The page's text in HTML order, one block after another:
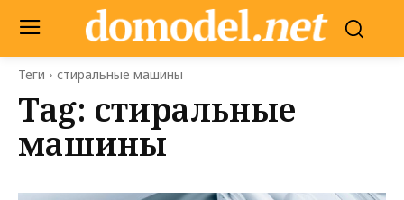
Теги стиральные машины
Tag: стиральные
машины